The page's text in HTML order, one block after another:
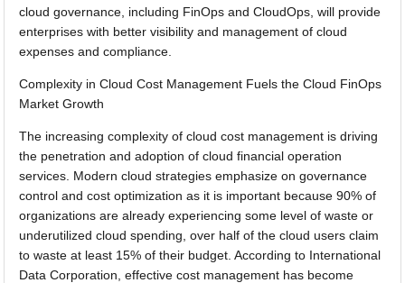
cloud governance, including FinOps and CloudOps, will provide
enterprises with better visibility and management of cloud
expenses and compliance.
Complexity in Cloud Cost Management Fuels the Cloud FinOps
Market Growth
The increasing complexity of cloud cost management is driving
the penetration and adoption of cloud financial operation
services. Modern cloud strategies emphasize on governance
control and cost optimization as it is important because 90% of
organizations are already experiencing some level of waste or
underutilized cloud spending, over half of the cloud users claim
to waste at least 15% of their budget. According to International
Data Corporation, effective cost management has become